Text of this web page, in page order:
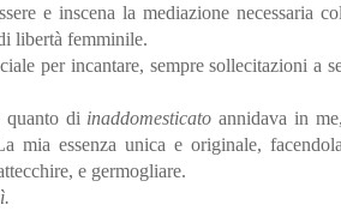
e inscena la mediazione necessaria col
libertà femminile.
per incantare, sempre sollecitazioni a
quanto di inaddomesticato annidava in me,
mia essenza unica e originale, facendola
e germogliare.